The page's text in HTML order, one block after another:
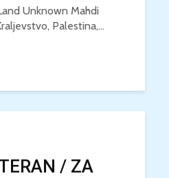
Unknown Mahdi
Palestina,...
/ ZA